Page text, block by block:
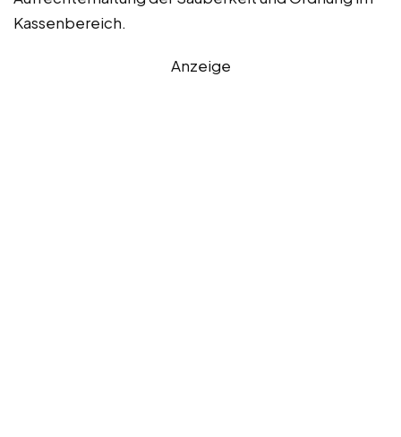
Kassenbereich.
Anzeige